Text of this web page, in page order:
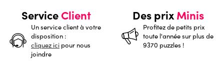
ServiceClient
Un service client à votre
disposition :
cliquez ici pour nous
joindre
Des prixMinis
Profitez de petits prix
toute l'année sur plus de
9370 puzzles !